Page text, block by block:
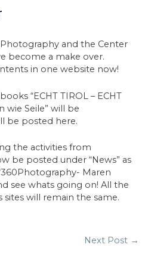
and the Center
become a make over.
in one website now!
“ECHT TIROL – ECHT
wie Seile” will be
be posted here.
the activities from
be posted under “News” as
Maren
see whats going on! All the
sites will remain the same.
Next Post →